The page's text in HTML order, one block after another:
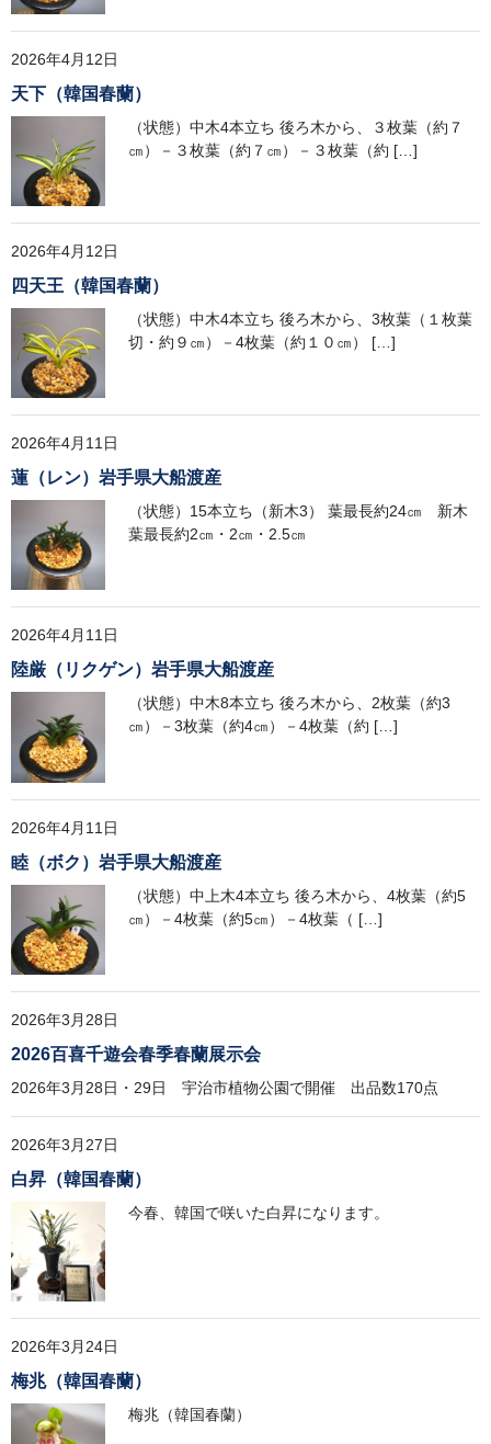
注文ガイド/支払方法
お問い合わせ
2026年4月12日
天下（韓国春蘭）
（状態）中木4本立ち 後ろ木から、３枚葉（約７
㎝）－３枚葉（約７㎝）－３枚葉（約 […]
2026年4月12日
四天王（韓国春蘭）
（状態）中木4本立ち 後ろ木から、3枚葉（１枚葉
切・約９㎝）－4枚葉（約１０㎝） […]
2026年4月11日
蓮（レン）岩手県大船渡産
（状態）15本立ち（新木3） 葉最長約24㎝ 新木
葉最長約2㎝・2㎝・2.5㎝
2026年4月11日
陸厳（リクゲン）岩手県大船渡産
（状態）中木8本立ち 後ろ木から、2枚葉（約3
㎝）－3枚葉（約4㎝）－4枚葉（約 […]
2026年4月11日
睦（ボク）岩手県大船渡産
（状態）中上木4本立ち 後ろ木から、4枚葉（約5
㎝）－4枚葉（約5㎝）－4枚葉（ […]
2026年3月28日
2026百喜千遊会春季春蘭展示会
2026年3月28日・29日 宇治市植物公園で開催 出品数170点
2026年3月27日
白昇（韓国春蘭）
今春、韓国で咲いた白昇になります。
2026年3月24日
梅兆（韓国春蘭）
梅兆（韓国春蘭）